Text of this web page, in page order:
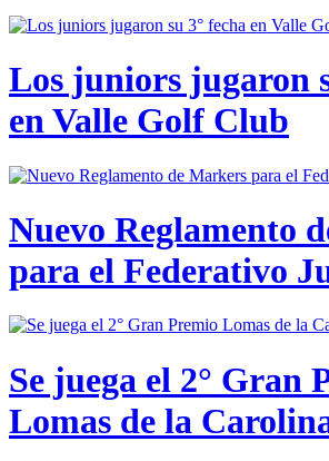
Los juniors jugaron
en Valle Golf Club
Nuevo Reglamento
para el Federativo
Se juega el 2° Gran
Lomas de la